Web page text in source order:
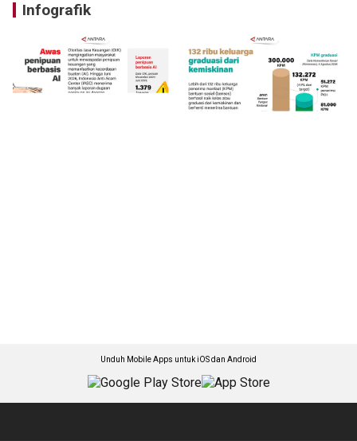
Infografik
Unduh Mobile Apps untuk iOS dan Android